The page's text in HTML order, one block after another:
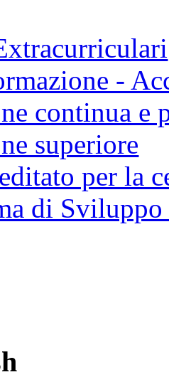
-
continua e
superiore
per la
di Sviluppo